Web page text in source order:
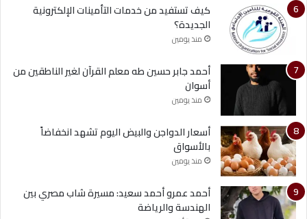
كيف تستفيد من خدمات التأمينات الإلكترونية
الجديدة؟
منذ يومين
أحمد جابر حسين طه معلم القرآن لغير الناطقين من
أسوان
منذ يومين
أسعار الدواجن والبيض اليوم تشهد انخفاضاً
بالأسواق
منذ يومين
أحمد عمرو أحمد سعيد: مسيرة شاب مصري بين
الهندسة والرياضة